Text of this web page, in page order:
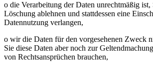
o die Verarbeitung der Daten unrechtmäßig ist,
Löschung ablehnen und stattdessen eine
Datennutzung verlangen,
o wir die Daten für den vorgesehenen Zweck
Sie diese Daten aber noch zur
von Rechtsansprüchen brauchen,